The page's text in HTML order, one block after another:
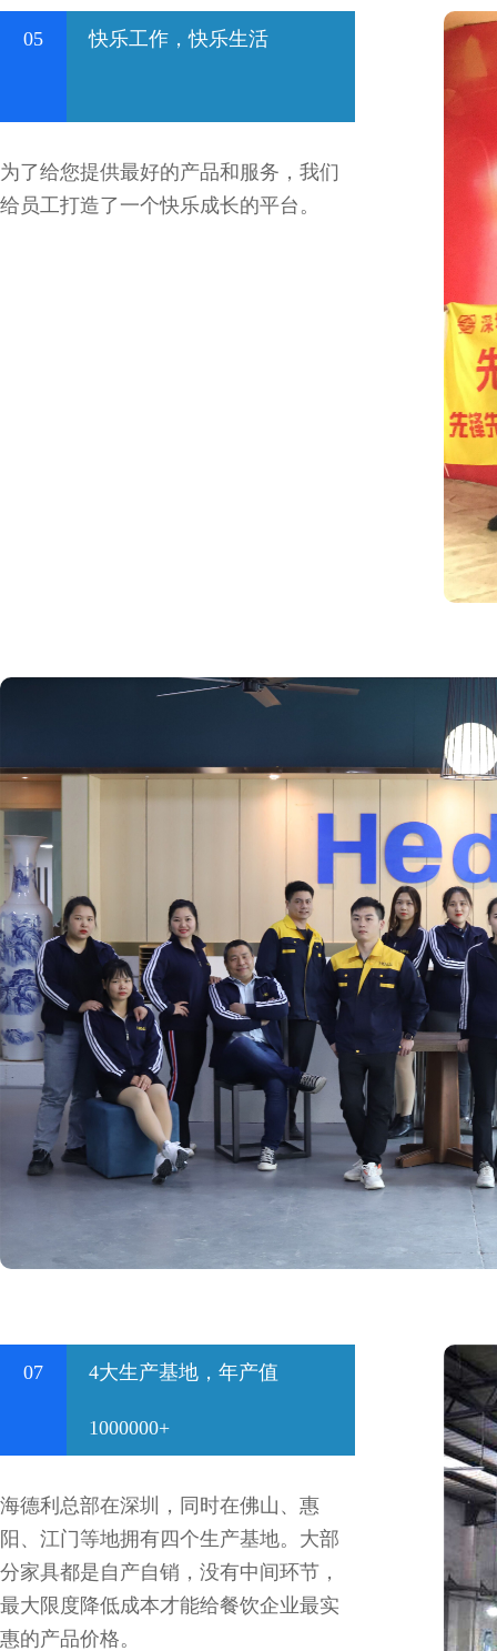
05 快乐工作，快乐生活
为了给您提供最好的产品和服务，我们
给员工打造了一个快乐成长的平台。
07 4大生产基地，年产值
1000000+
海德利总部在深圳，同时在佛山、惠
阳、江门等地拥有四个生产基地。大部
分家具都是自产自销，没有中间环节，
最大限度降低成本才能给餐饮企业最实
惠的产品价格。